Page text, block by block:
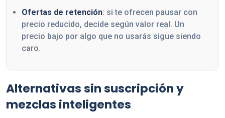
Ofertas de retención: si te ofrecen pausar con
precio reducido, decide según valor real. Un
precio bajo por algo que no usarás sigue siendo
caro.
Alternativas sin suscripción y
mezclas inteligentes